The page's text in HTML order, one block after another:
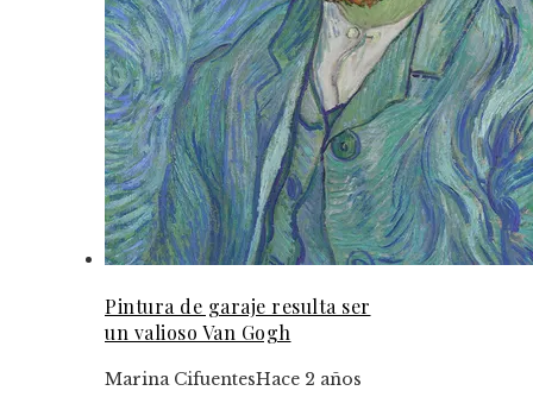
Pintura de garaje resulta ser
un valioso Van Gogh
Marina CifuentesHace 2 años